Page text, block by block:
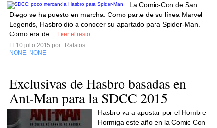
La Comic-Con de San
Diego se ha puesto en marcha. Como parte de su línea Marvel
Legends, Hasbro dio a conocer su apartado para Spider-Man.
Como era de...
Leer el resto
El 10 julio 2015 por
Rafatos
NONE NONE
Exclusivas de Hasbro basadas en
Ant-Man para la SDCC 2015
Hasbro va a apostar por el Hombre
Hormiga este año en la Comic Con